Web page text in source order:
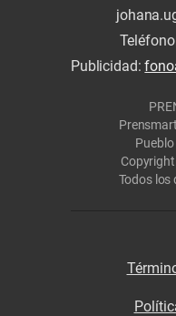
Publicidad:
Pueblo
Todos los